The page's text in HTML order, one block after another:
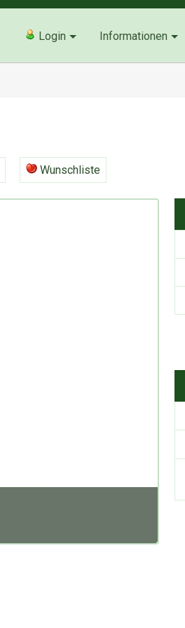
Login Informationen
Wunschliste